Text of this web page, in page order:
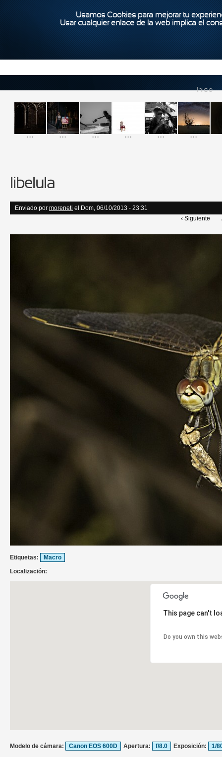
Usamos Cookies para mejorar tu
Usar cualquier enlace de la web implica el
Inicio
... ... ... ... ... ...
libelula
Enviado por moreneti el Dom, 06/10/2013 - 23:31
‹ Siguiente
Etiquetas:
Macro
Localización:
This page can't
Do you own this
Modelo de cámara: Canon EOS 600D Apertura: f/8.0 Exposición: 1/